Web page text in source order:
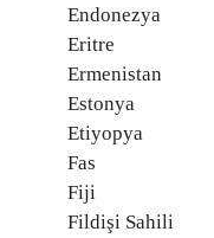
Endonezya
Eritre
Ermenistan
Estonya
Etiyopya
Fas
Fiji
Fildişi Sahili